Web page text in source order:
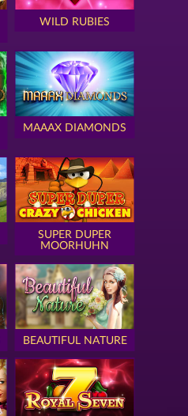
WILD RUBIES
MAAAX DIAMONDS
SUPER DUPER
MOORHUHN
BEAUTIFUL NATURE